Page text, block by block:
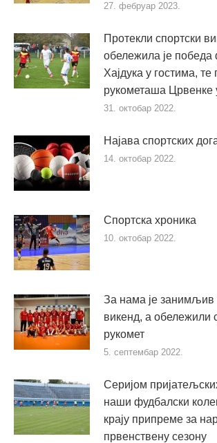
27. фебруар 2023.
Протекли спортски
обележила је победа
Хајдука у гостима,
рукометаша Црвенке
31. октобар 2022.
Најава спортских
14. октобар 2022.
Спортска хроника
10. октобар 2022.
За нама је занимљив
викенд, а обележили
рукомет
5. септембар 2022.
Серијом
наши фудбалски
крају припреме за
првенствену сезону